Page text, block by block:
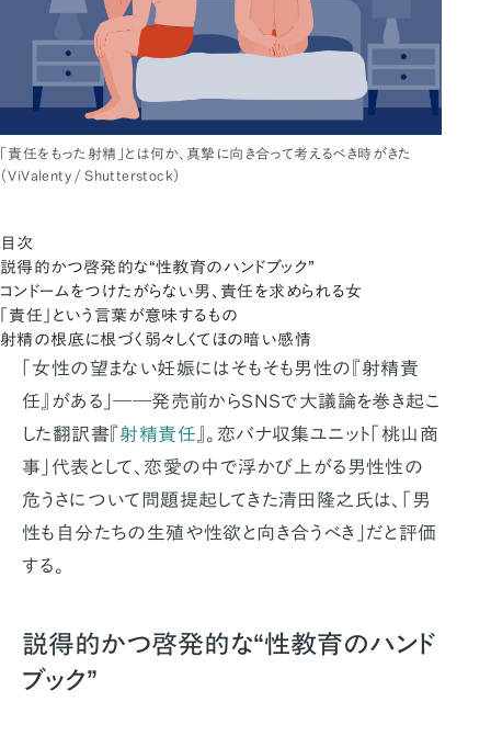
「責任をもった射精」とは何か、真摯に向き合って考えるべき時がきた
（ViValenty / Shutterstock）
目次
説得的かつ啓発的な“性教育のハンドブック”
コンドームをつけたがらない男、責任を求められる女
「責任」という言葉が意味するもの
射精の根底に根づく弱々しくてほの暗い感情
「女性の望まない妊娠にはそもそも男性の『射精責
任』がある」――発売前からSNSで大議論を巻き起こ
した翻訳書『射精責任 』。恋バナ収集ユニット「桃山商
事」代表として、恋愛の中で浮かび上がる男性性の
危うさについて問題提起してきた清田隆之氏は、「男
性も自分たちの生殖や性欲と向き合うべき」だと評価
する。
説得的かつ啓発的な“性教育のハンド
ブック”